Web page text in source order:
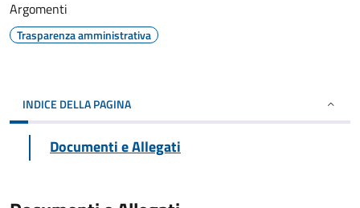
Argomenti
Trasparenza amministrativa
INDICE DELLA PAGINA
Documenti e Allegati